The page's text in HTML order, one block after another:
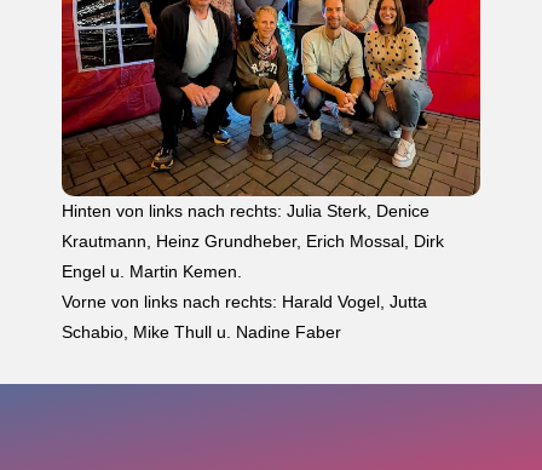
Hinten von links nach rechts: Julia Sterk, Denice
Krautmann, Heinz Grundheber, Erich Mossal, Dirk
Engel u. Martin Kemen.
Vorne von links nach rechts: Harald Vogel, Jutta
Schabio, Mike Thull u. Nadine Faber